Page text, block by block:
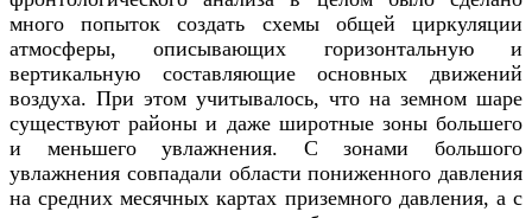
много попыток создать схемы общей циркуляции
атмосферы, описывающих горизонтальную и
вертикальную составляющие основных движений
воздуха. При этом учитывалось, что на земном шаре
существуют районы и даже широтные зоны большего
и меньшего увлажнения. С зонами большого
увлажнения совпадали области пониженного давления
на средних месячных картах приземного давления, а с